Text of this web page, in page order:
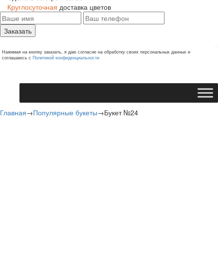
Круглосуточная доставка цветов
Заказать
Нажимая на кнопку заказать, я даю согласие на обработку своих персональных данных и
соглашаюсь с Политикой конфиденциальности
Главная→Популярные букеты→Букет №24